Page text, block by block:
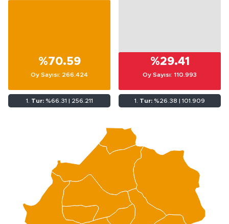
%70.59
Oy Sayısı: 266.424
1. Tur:%66.31 | 256.211
%29.41
Oy Sayısı: 110.993
1. Tur: %26.38 | 101.909